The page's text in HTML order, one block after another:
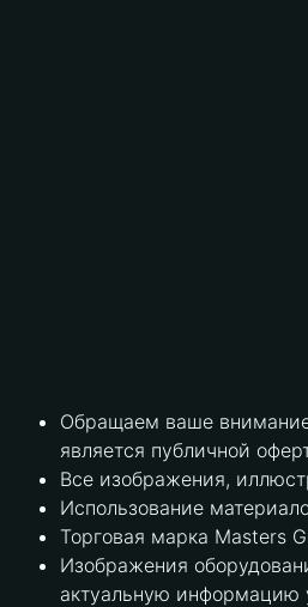
Обращаем ваше внимание
является публичной
Все изображения,
Использование
Торговая марка Masters
Изображения
актуальную информацию